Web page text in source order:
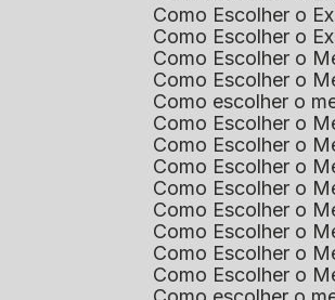
Como Escolher o
Como Escolher o
Como Escolher o
Como Escolher o
Como escolher o
Como Escolher o
Como Escolher o
Como Escolher o
Como Escolher o
Como Escolher o
Como Escolher o
Como Escolher o
Como Escolher o